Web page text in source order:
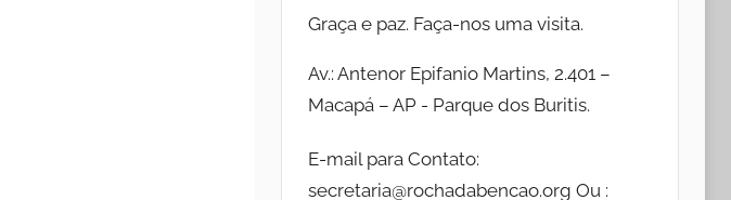
Graça e paz. Faça-nos uma visita.
Av.: Antenor Epifanio Martins, 2.401 –
Macapá – AP - Parque dos Buritis.
E-mail para Contato:
secretaria@rochadabencao.org Ou :